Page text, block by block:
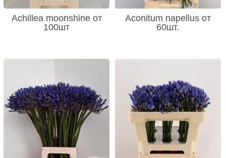
Achillea moonshine от
100шт
Aconitum napellus от
60шт.